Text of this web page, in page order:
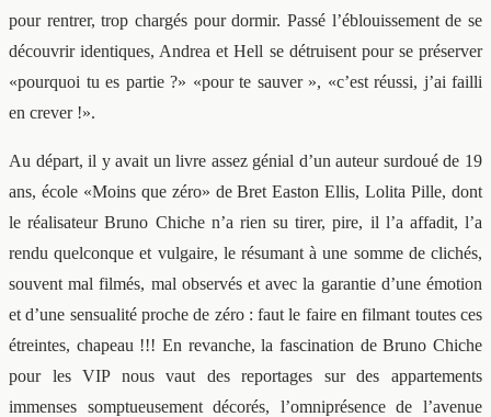
pour rentrer, trop chargés pour dormir. Passé l’éblouissement de se
découvrir identiques, Andrea et Hell se détruisent pour se préserver
«pourquoi tu es partie ?» «pour te sauver », «c’est réussi, j’ai failli
en crever !».
Au départ, il y avait un livre assez génial d’un auteur surdoué de 19
ans, école «Moins que zéro» de Bret Easton Ellis, Lolita Pille, dont
le réalisateur Bruno Chiche n’a rien su tirer, pire, il l’a affadit, l’a
rendu quelconque et vulgaire, le résumant à une somme de clichés,
souvent mal filmés, mal observés et avec la garantie d’une émotion
et d’une sensualité proche de zéro : faut le faire en filmant toutes ces
étreintes, chapeau !!! En revanche, la fascination de Bruno Chiche
pour les VIP nous vaut des reportages sur des appartements
immenses somptueusement décorés, l’omniprésence de l’avenue